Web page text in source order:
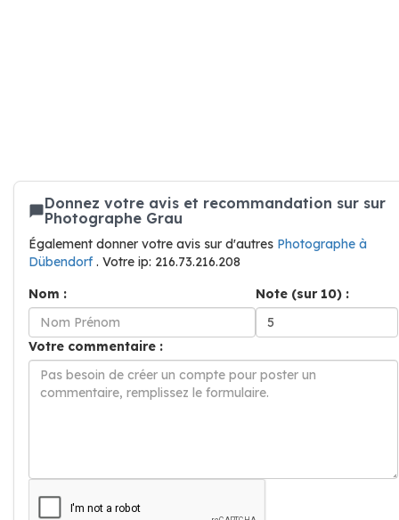
Donnez votre avis et recommandation sur sur
Photographe Grau
Également donner votre avis sur d'autres Photographe à
Dübendorf. Votre ip: 216.73.216.208
Nom :
Note (sur 10) :
Votre commentaire :